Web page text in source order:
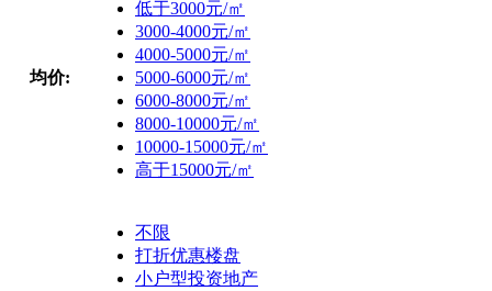
均价:
低于3000元/㎡
3000-4000元/㎡
4000-5000元/㎡
5000-6000元/㎡
6000-8000元/㎡
8000-10000元/㎡
10000-15000元/㎡
高于15000元/㎡
不限
打折优惠楼盘
小户型投资地产